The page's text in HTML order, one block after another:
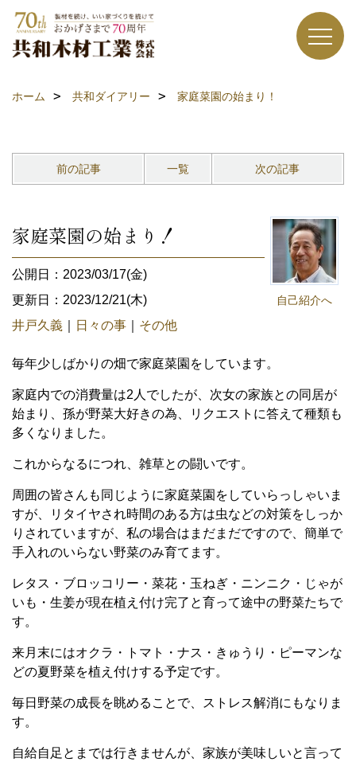
ホーム 共和ダイアリー 家庭菜園の始まり！
前の記事 一覧 次の記事
自己紹介へ
家庭菜園の始まり！
公開日：2023/03/17(金)
更新日：2023/12/21(木)
井戸久義
日々の事 その他
毎年少しばかりの畑で家庭菜園をしています。
家庭内での消費量は2 人でしたが、次女の家族との同居が
始まり、孫が野菜大好きの為、リクエストに答えて種類も
多くなりました。
これからなるにつれ、雑草との闘いです。
周囲の皆さんも同じように家庭菜園をしていらっしゃいま
すが、リタイヤされ時間のある方は虫などの対策をしっか
りされていますが、私の場合はまだまだですので、簡単で
手入れのいらない野菜のみ育てます。
レタス・ブロッコリー・菜花・玉ねぎ・ニンニク・じゃが
いも・生姜が現在植え付け完了と育って途中の野菜たちで
す。
来月末にはオクラ・トマト・ナス・きゅうり・ピーマンな
どの夏野菜を植え付けする予定です。
毎日野菜の成長を眺めることで、ストレス解消にもなりま
す。
自給自足とまでは行きませんが、家族が美味しいと言って